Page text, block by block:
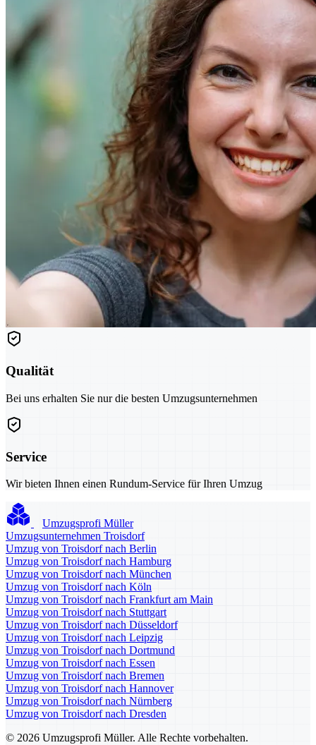
Qualität
Bei uns erhalten Sie nur die besten Umzugsunternehmen
Service
Wir bieten Ihnen einen Rundum-Service für Ihren Umzug
Umzugsprofi Müller
Umzugsunternehmen Troisdorf
Umzug von Troisdorf nach Berlin
Umzug von Troisdorf nach Hamburg
Umzug von Troisdorf nach München
Umzug von Troisdorf nach Köln
Umzug von Troisdorf nach Frankfurt am Main
Umzug von Troisdorf nach Stuttgart
Umzug von Troisdorf nach Düsseldorf
Umzug von Troisdorf nach Leipzig
Umzug von Troisdorf nach Dortmund
Umzug von Troisdorf nach Essen
Umzug von Troisdorf nach Bremen
Umzug von Troisdorf nach Hannover
Umzug von Troisdorf nach Nürnberg
Umzug von Troisdorf nach Dresden
© 2026 Umzugsprofi Müller. Alle Rechte vorbehalten.